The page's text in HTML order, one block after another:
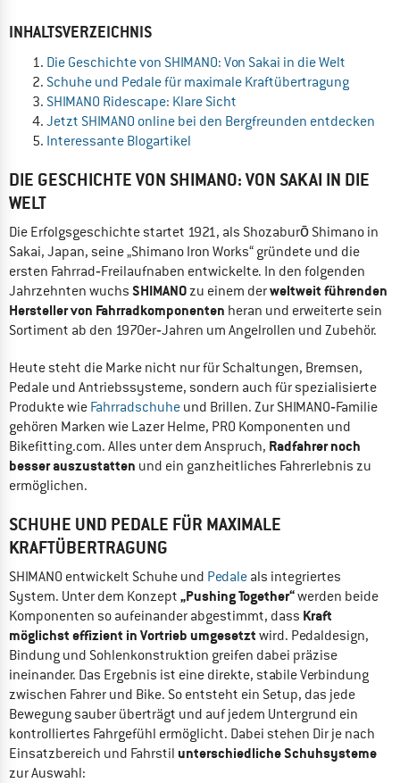
INHALTSVERZEICHNIS
Die Geschichte von SHIMANO: Von Sakai in die Welt
Schuhe und Pedale für maximale Kraftübertragung
SHIMANO Ridescape: Klare Sicht
Jetzt SHIMANO online bei den Bergfreunden entdecken
Interessante Blogartikel
DIE GESCHICHTE VON SHIMANO: VON SAKAI IN DIE
WELT
Die Erfolgsgeschichte startet 1921, als Shozaburō Shimano in
Sakai, Japan, seine „Shimano Iron Works“ gründete und die
ersten Fahrrad‑Freilaufnaben entwickelte. In den folgenden
Jahrzehnten wuchs SHIMANOzu einem derweltweit führenden
Hersteller von Fahrradkomponenten heran und erweiterte sein
Sortiment ab den 1970er‑Jahren um Angelrollen und Zubehör.
Heute steht die Marke nicht nur für Schaltungen, Bremsen,
Pedale und Antriebssysteme, sondern auch für spezialisierte
Produkte wie Fahrradschuhe und Brillen. Zur SHIMANO‑Familie
gehören Marken wie Lazer Helme, PRO Komponenten und
Bikefitting.com. Alles unter dem Anspruch, Radfahrer noch
besser auszustatten und ein ganzheitliches Fahrerlebnis zu
ermöglichen.
SCHUHE UND PEDALE FÜR MAXIMALE
KRAFTÜBERTRAGUNG
SHIMANO entwickelt Schuhe und Pedale als integriertes
System. Unter dem Konzept „Pushing Together“werden beide
Komponenten so aufeinander abgestimmt, dass Kraft
möglichst effizient in Vortrieb umgesetzt wird. Pedaldesign,
Bindung und Sohlenkonstruktion greifen dabei präzise
ineinander. Das Ergebnis ist eine direkte, stabile Verbindung
zwischen Fahrer und Bike. So entsteht ein Setup, das jede
Bewegung sauber überträgt und auf jedem Untergrund ein
kontrolliertes Fahrgefühl ermöglicht. Dabei stehen Dir je nach
Einsatzbereich und Fahrstil unterschiedliche Schuhsysteme
zur Auswahl: